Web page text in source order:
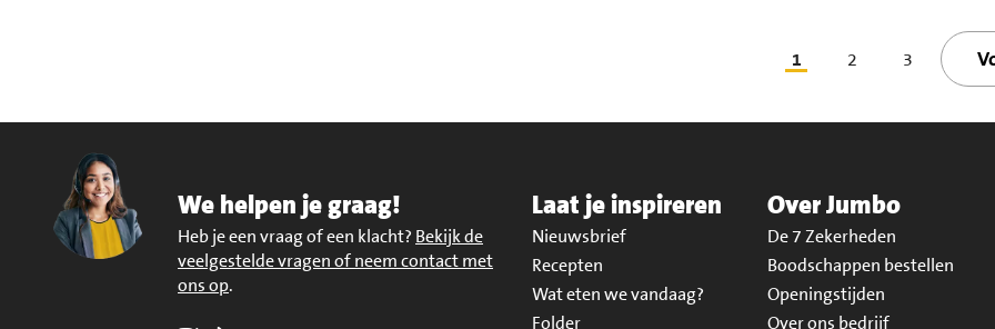
1 2 3
We helpen je graag!
Heb je een vraag of een klacht? Bekijk de
veelgestelde vragen of neem contact met
ons op.
Laat je inspireren
Nieuwsbrief
Recepten
Wat eten we vandaag?
Folder
Over Jumbo
De 7 Zekerheden
Boodschappen bestellen
Openingstijden
Over ons bedrijf